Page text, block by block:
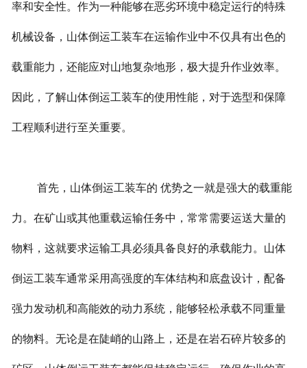
率和安全性。作为一种能够在恶劣环境中稳定运行的特殊
机械设备，山体倒运工装车在运输作业中不仅具有出色的
载重能力，还能应对山地复杂地形，极大提升作业效率。
因此，了解山体倒运工装车的使用性能，对于选型和保障
工程顺利进行至关重要。
首先，山体倒运工装车的 优势之一就是强大的载重能
力。在矿山或其他重载运输任务中，常常需要运送大量的
物料，这就要求运输工具必须具备良好的承载能力。山体
倒运工装车通常采用高强度的车体结构和底盘设计，配备
强力发动机和高能效的动力系统，能够轻松承载不同重量
的物料。无论是在陡峭的山路上，还是在岩石碎片较多的